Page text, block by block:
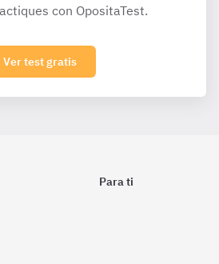
con OpositaTest.
Ver test gratis
Para ti